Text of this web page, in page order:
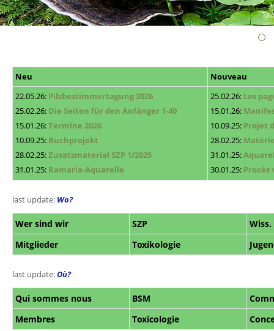
Neu
Nouveau
22.05.26: Pilzbestimmertagung 2026
25.02.26: Die Seiten für den Anfänger 1-40
15.01.26:Termine 2026
10.09.25: Buchprojekt
28.02.25:Zusatzmaterial SZP 1/2025
31.01.25: Ramaria-Aquarelle
25.02.26: Les
15.01.26:
10.09.25: Projet
28.02.25:
31.01.25:
30.01.25: Procès
last update: Wo?
Wer sind wir SZP
Mitglieder Toxikologie
last update:Où?
Qui sommes nous BSM
Membres
Toxicologie